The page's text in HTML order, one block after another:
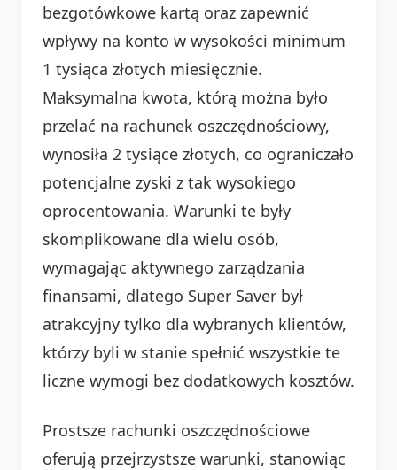
bezgotówkowe kartą oraz zapewnić
wpływy na konto w wysokości minimum
1 tysiąca złotych miesięcznie.
Maksymalna kwota, którą można było
przelać na rachunek oszczędnościowy,
wynosiła 2 tysiące złotych, co ograniczało
potencjalne zyski z tak wysokiego
oprocentowania. Warunki te były
skomplikowane dla wielu osób,
wymagając aktywnego zarządzania
finansami, dlatego Super Saver był
atrakcyjny tylko dla wybranych klientów,
którzy byli w stanie spełnić wszystkie te
liczne wymogi bez dodatkowych kosztów.
Prostsze rachunki oszczędnościowe
oferują przejrzystsze warunki, stanowiąc